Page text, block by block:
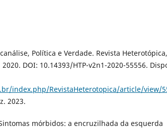
Política e Verdade. Revista
DOI: 10.14393/HTP-v2n1-2020-55556.
index.php/RevistaHeterotopica/article/view/
2023.
Sintomas mórbidos: a encruzilhada da esquerda